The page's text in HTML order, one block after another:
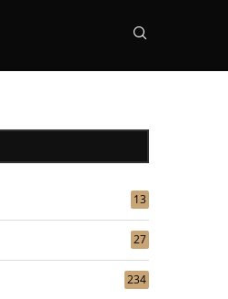
13
27
234